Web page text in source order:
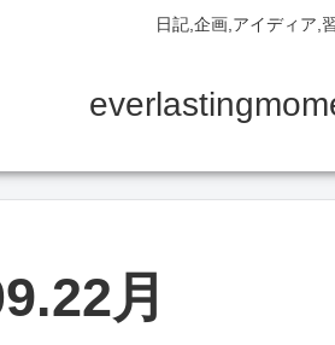
日記,企画,アイディア,
月